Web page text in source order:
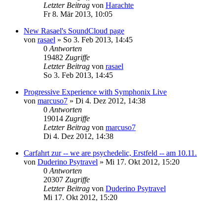
Letzter Beitrag von Harachte
Fr 8. Mär 2013, 10:05
New Rasael's SoundCloud page
von rasael » So 3. Feb 2013, 14:45
0 Antworten
19482 Zugriffe
Letzter Beitrag von rasael
So 3. Feb 2013, 14:45
Progressive Experience with Symphonix Live
von marcuso7 » Di 4. Dez 2012, 14:38
0 Antworten
19014 Zugriffe
Letzter Beitrag von marcuso7
Di 4. Dez 2012, 14:38
Carfahrt zur -- we are psychedelic, Erstfeld -- am 10.11.
von Duderino Psytravel » Mi 17. Okt 2012, 15:20
0 Antworten
20307 Zugriffe
Letzter Beitrag von Duderino Psytravel
Mi 17. Okt 2012, 15:20